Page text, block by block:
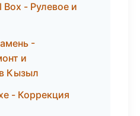
Box - Рулевое и
-
и
Кызыл
- Коррекция